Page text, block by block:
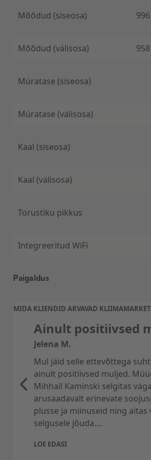
Continental seeria soojuspumpa
Mõõdud (siseosa)
Mõõdud (välisosa)
Müratase (siseosa)
Müratase (välisosa)
Kaal (siseosa)
Kaal (välisosa)
Torustiku pikkus
Integreeritud WiFi
Paigaldus
Õhk-õhk soojuspumba ja
Professionaalne ja kiire
Pakume soodsat, kiiret,
kliendisõbralikku soojuspumba
kogu Eesti.
Tartus, Pärnus, Narvas, Saare-ja
ka Võrus.
Paigaldusele alati 2 aastane
paigalduse akt.
MIDA KLIENDID ARVAVAD
Ainult positiivsed
Jelena M.
Mul jäid selle ettevõttega
ainult positiivsed muljed.
Mihhail Kaminski selgitas väga
arusaadavalt erinevate
plusse ja miinuseid ning aitas
selgusele jõuda....
LOE EDASI